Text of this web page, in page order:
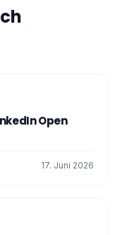
Open
17. Juni 2026